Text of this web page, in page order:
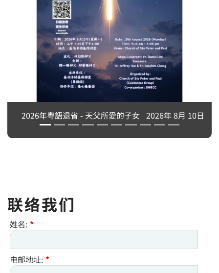
2026年粵語退省 - 天父所愛的子女 2026年 8月 10日
联络我们
姓名: *
电邮地址: *